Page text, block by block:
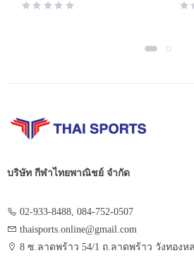
บริษัท กีฬาไทยพาณิชย์ จำกัด
02-933-8488, 084-752-0507
thaisports.online@gmail.com
8 ซ.ลาดพร้าว 54/1 ถ.ลาดพร้าว วังทองห